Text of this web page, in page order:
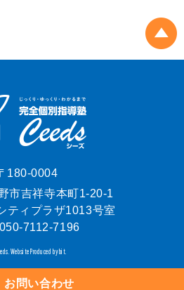
180-0004
市吉祥寺本町1-20-1
ティプラザ1013号室
050-7112-7196
お問い合わせ
Website Produced by bit.